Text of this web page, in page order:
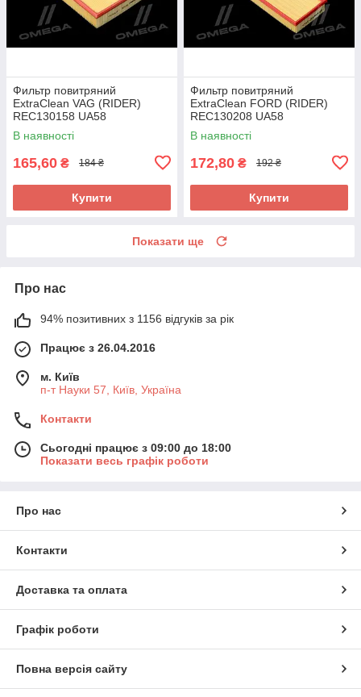
Фильтр повитряний
ExtraClean VAG (RIDER)
REC130158 UA58
В наявності
165,60 ₴ 184 ₴
Купити
Фильтр повитряний
ExtraClean FORD (RIDER)
REC130208 UA58
В наявності
172,80 ₴ 192 ₴
Купити
Показати ще
Про нас
94% позитивних з 1156 відгуків за рік
Працює з 26.04.2016
м. Київ
п-т Науки 57, Київ, Україна
Контакти
Сьогодні працює з 09:00 до 18:00
Показати весь графік роботи
Про нас
Контакти
Доставка та оплата
Графік роботи
Повна версія сайту